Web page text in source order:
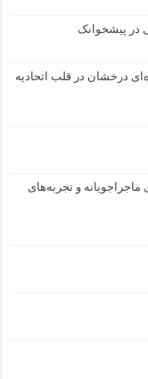
در پیشخوانک
درخشان در قلب اتحادیه
و تجربه‌های